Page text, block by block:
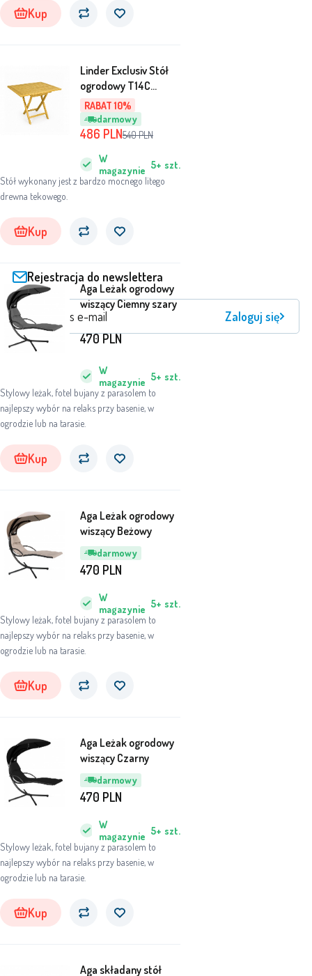
Kup
RABAT 10%
darmowy
Linder Exclusiv Stół
ogrodowy T14C
110x70x75 cm
Stół wykonany jest z bardzo mocnego litego
drewna tekowego.
W
magazynie 5+ szt.
486 PLN540PLN
Kup
Aga Leżak ogrodowy
wiszący Ciemny szary
Stylowy leżak, fotel bujany z parasolem to
najlepszy wybór na relaks przy basenie, w
ogrodzie lub na tarasie.
W
magazynie 5+ szt.
470PLN
Kup
darmowy
Aga Leżak ogrodowy
wiszący Beżowy
Stylowy leżak, fotel bujany z parasolem to
najlepszy wybór na relaks przy basenie, w
ogrodzie lub na tarasie.
W
magazynie 5+ szt.
470 PLN
Kup
darmowy
Aga Leżak ogrodowy
wiszący Czarny
Stylowy leżak, fotel bujany z parasolem to
najlepszy wybór na relaks przy basenie, w
ogrodzie lub na tarasie.
W
magazynie 5+ szt.
470 PLN
Kup
Aga składany stół
Rejestracja do newslettera
Zaloguj się